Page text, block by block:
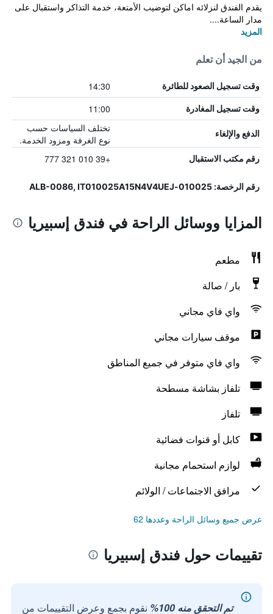
يقدم الفندق لنزلائه اماكن لتوضيب الأمتعة، خدمة التذاكر واستقبال على
مدار الساعة....
المزيد
من الجيد أن تعلم
وقت تسجيل الصعود للطائرة 14:30
وقت تسجيل المغادرة 11:00
الدفع والإلغاء
تختلف السياسات حسب
نوع الغرفة ومزود الخدمة.
رقم مكتب الاستقبال +39 010 321 777
رقم الرخصة: 010025-ALB-0086, IT010025A15N4V4UEJ
المزايا ووسائل الراحة في فندق إسبيريا
مطعم
بار / صالة
واي فاي مجاني
موقف سيارات مجاني
واي فاي متوفر في جميع المناطق
تلفاز بشاشة مسطحة
تلفاز
كابل أو قنوات فضائية
لوازم استحمام مجانية
مرافق الاجتماعات / الولائم
عرض جميع وسائل الراحة وعددها 62
تقييمات حول فندق إسبيريا
تم التحقق منه 100% نقوم بجمع وعرض التقييمات من